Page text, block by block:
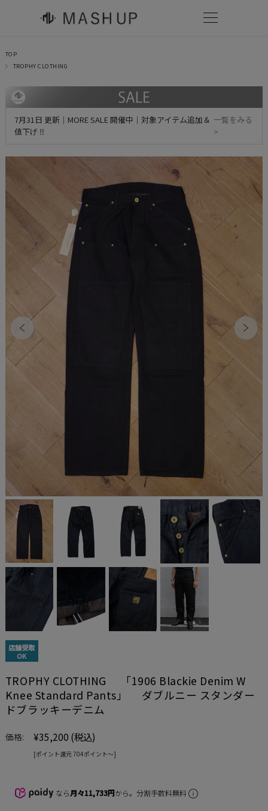
TOP
TROPHY CLOTHING
7月31日 更新｜MORE SALE 開催中｜対象アイテム追加＆
値下げ ‼
一覧をみる
>
店舗受取
OK
TROPHY CLOTHING 「1906 Blackie Denim W
Knee Standard Pants」 ダブルニー スタンダー
ドブラッキーデニム
価格: ¥35,200 (税込)
[ポイント還元 704ポイント〜]
なら月々11,733円から。分割手数料無料